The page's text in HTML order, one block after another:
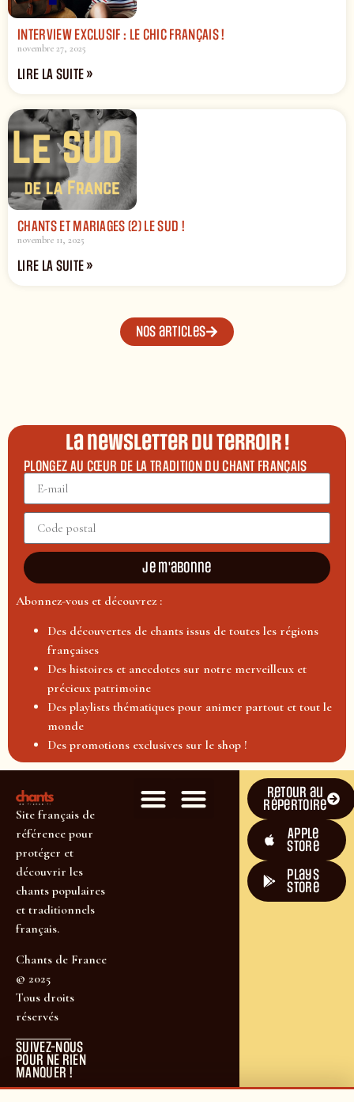
INTERVIEW EXCLUSIF : LE CHIC FRANÇAIS !
novembre 27, 2025
LIRE LA SUITE »
CHANTS ET MARIAGES (2) LE SUD !
novembre 11, 2025
LIRE LA SUITE »
Nos articles
La newsletter du terroir !
PLONGEZ AU CŒUR DE LA TRADITION DU CHANT FRANÇAIS
Je m'abonne
Abonnez-vous et découvrez :
Des découvertes de chants issus de toutes les régions
françaises
Des histoires et anecdotes sur notre merveilleux et
précieux patrimoine
Des playlists thématiques pour animer partout et tout le
monde
Des promotions exclusives sur le shop !
Site français de
référence pour
protéger et
découvrir les
chants populaires
et traditionnels
français.
Chants de France
© 2025
Tous droits
réservés
SUIVEZ-NOUS
POUR NE RIEN
MANQUER !
Retour au
répertoire
Apple
Store
plays
store